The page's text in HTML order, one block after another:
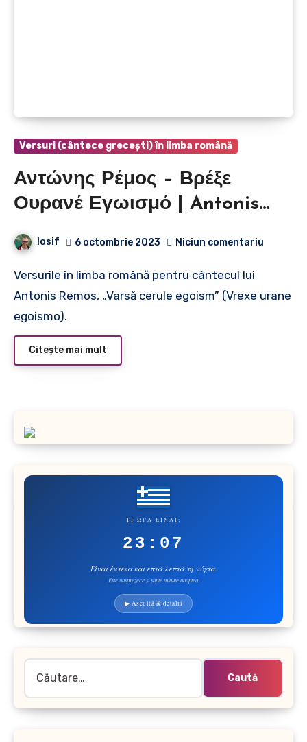
Versuri (cântece grecești) în limba română
Αντώνης Ρέμος – Βρέξε
Ουρανέ Εγωισμό | Antonis
Remos – Varsă cerule egoism
Iosif 6 octombrie 2023 Niciun comentariu
Versurile în limba română pentru cântecul lui
Antonis Remos, „Varsă cerule egoism” (Vrexe urane
egoismo).
Citește mai mult
ΤΙ ΏΡΑ ΕΊΝΑΙ;
23:07
Είναι έντεκα και επτά λεπτά τη νύχτα.
Este unsprezece și șapte minute noaptea.
▶ Ascultă & detalii
după: